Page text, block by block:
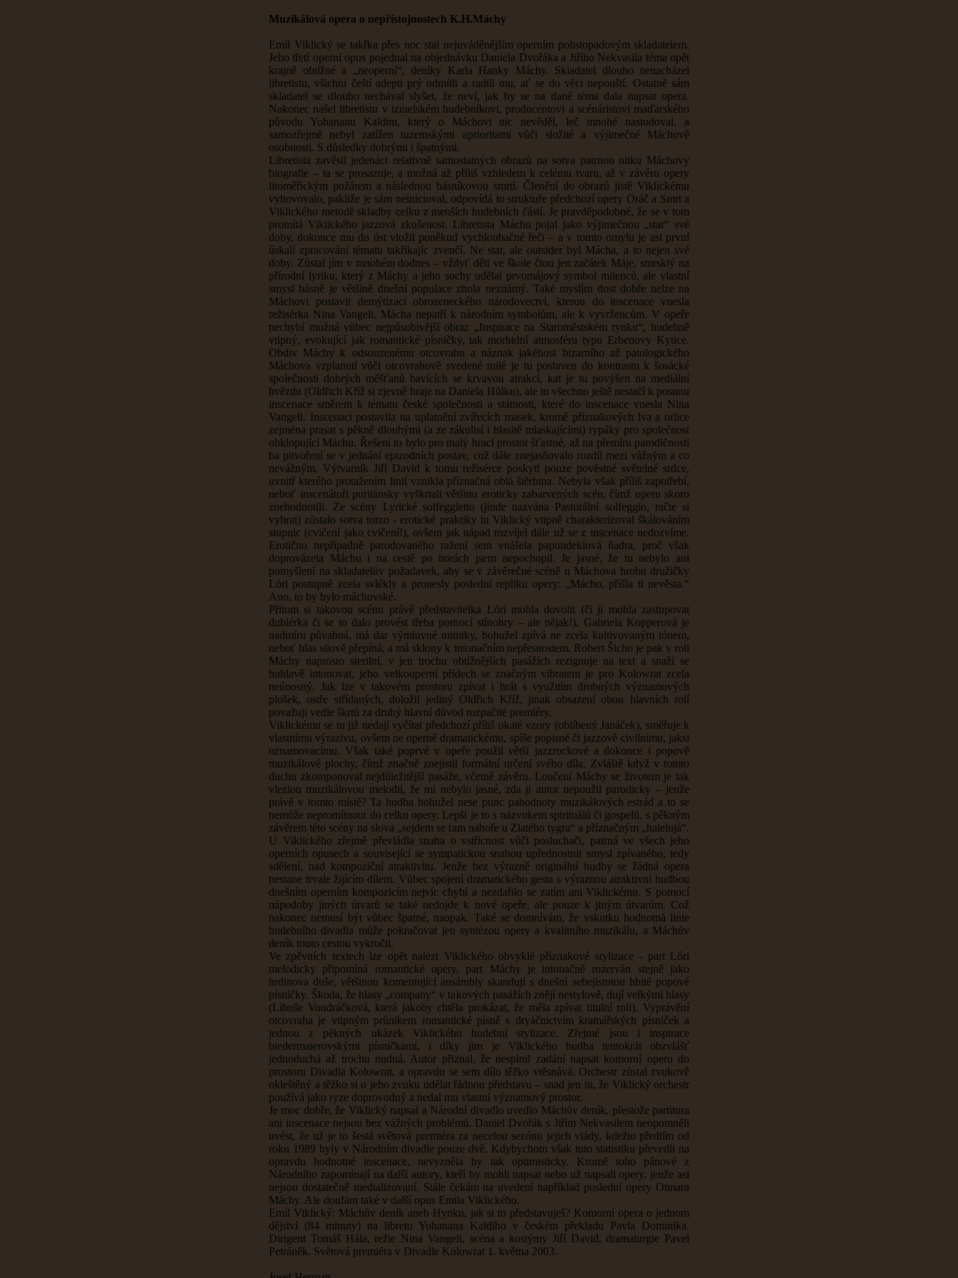
Muzikálová opera o nepřístojnostech K.H.Máchy
Emil Viklický se takřka přes noc stal nejuváděnějším operním polistopadovým skladatelem.
Jeho třetí operní opus pojednal na objednávku Daniela Dvořáka a Jiřího Nekvasila téma opět
krajně obtížné a „neoperní“, deníky Karla Hanky Máchy. Skladatel dlouho nenacházel
libretistu, všichni čeští adepti prý odmítli a radili mu, ať se do věci nepouští. Ostatně sám
skladatel se dlouho nechával slyšet, že neví, jak by se na dané téma dala napsat opera.
Nakonec našel libretistu v izraelském hudebníkovi, producentovi a scénáristovi maďarského
původu Yohananu Kaldim, který o Máchovi nic nevěděl, leč mnohé nastudoval, a
samozřejmě nebyl zatížen tuzemskými aprioritami vůči složité a výjimečné Máchově
osobnosti. S důsledky dobrými i špatnými.
Libretista zavěsil jedenáct relativně samostatných obrazů na sotva patrnou nitku Máchovy
biografie – ta se prosazuje, a možná až příliš vzhledem k celému tvaru, až v závěru opery
litoměřickým požárem a následnou básníkovou smrtí. Členění do obrazů jistě Viklickému
vyhovovalo, pakliže je sám neinicioval, odpovídá to struktuře předchozí opery Oráč a Smrt a
Viklického metodě skladby celku z menších hudebních částí. Je pravděpodobné, že se v tom
promítá Viklického jazzová zkušenost. Libretista Máchu pojal jako výjimečnou „star“ své
doby, dokonce mu do úst vložil poněkud vychloubačné řeči – a v tomto omylu je asi první
úskalí zpracování tématu takříkajíc zvenčí. Ne star, ale outsider byl Mácha, a to nejen své
doby. Zůstal jím v mnohém dodnes – vždyť děti ve škole čtou jen začátek Máje, smrsklý na
přírodní lyriku, který z Máchy a jeho sochy udělal prvomájový symbol milenců, ale vlastní
smysl básně je většině dnešní populace zhola neznámý. Také myslím dost dobře nelze na
Máchovi postavit demýtizaci obrozeneckého národovectví, kterou do inscenace vnesla
režisérka Nina Vangeli, Mácha nepatří k národním symbolům, ale k vyvržencům. V opeře
nechybí možná vůbec nejpůsobivější obraz „Inspirace na Staroměstském rynku“, hudebně
vtipný, evokující jak romantické písničky, tak morbidní atmosféru typu Erbenovy Kytice.
Obdiv Máchy k odsouzenému otcovrahu a náznak jakéhosi bizarního až patologického
Máchova vzplanutí vůči otcovrahově svedené milé je tu postaven do kontrastu k šosácké
společnosti dobrých měšťanů bavících se krvavou atrakcí, kat je tu povýšen na mediální
hvězdu (Oldřich Kříž si zjevně hraje na Daniela Hůlku), ale to všechno ještě nestačí k posunu
inscenace směrem k tématu české společnosti a státnosti, které do inscenace vnesla Nina
Vangeli. Inscenaci postavila na uplatnění zvířecích masek, kromě příznakových lva a orlice
zejména prasat s pěkně dlouhými (a ze zákulisí i hlasitě mlaskajícími) rypáky pro společnost
obklopující Máchu. Řešení to bylo pro malý hrací prostor šťastné, až na přemíru parodičnosti
ba pitvoření se v jednání epizodních postav, což dále znejasňovalo rozdíl mezi vážným a co
nevážným. Výtvarník Jiří David k tomu režisérce poskytl pouze pověstné světelné srdce,
uvnitř kterého protažením linií vznikla příznačná oblá štěrbina. Nebyla však příliš zapotřebí,
neboť inscenátoři puritánsky vyškrtali většinu eroticky zabarvených scén, čímž operu skoro
znehodnotili. Ze scény Lyrické solfeggietto (jinde nazvána Pastorální solfeggio, račte si
vybrat) zůstalo sotva torzo - erotické praktiky tu Viklický vtipně charakterizoval škálováním
stupnic (cvičení jako cvičení!), ovšem jak nápad rozvíjel dále už se z inscenace nedozvíme.
Erotično nepřípadně parodovaného ražení sem vnášela papundeklová ňadra, proč však
doprovázela Máchu i na cestě po horách jsem nepochopil. Je jasné, že tu nebylo ani
pomyšlení na skladatelův požadavek, aby se v závěrečné scéně u Máchova hrobu družičky
Lóri postupně zcela svlékly a pronesly poslední repliku opery: „Mácho, přišla ti nevěsta.“
Ano, to by bylo máchovské.
Přitom si takovou scénu právě představitelka Lóri mohla dovolit (či ji mohla zastupovat
dublérka či se to dalo provést třeba pomocí stínohry – ale nějak!). Gabriela Kopperová je
nadmíru půvabná, má dar výmluvné mimiky, bohužel zpívá ne zcela kultivovaným tónem,
neboť hlas silově přepíná, a má sklony k intonačním nepřesnostem. Robert Šicho je pak v roli
Máchy naprosto sterilní, v jen trochu obtížnějších pasážích rezignuje na text a snaží se
huhlavě intonovat, jeho velkooperní přídech se značným vibratem je pro Kolowrat zcela
neúnosný. Jak lze v takovém prostoru zpívat i hrát s využitím drobných významových
plošek, ostře střídaných, doložil jediný Oldřich Kříž, jinak obsazení obou hlavních rolí
považuji vedle škrtů za druhý hlavní důvod rozpačité premiéry.
Viklickému se tu již nedají vyčítat předchozí příliš okaté vzory (oblíbený Janáček), směřuje k
vlastnímu výrazivu, ovšem ne operně dramatickému, spíše popisné či jazzově civilnímu, jaksi
oznamovacímu. Však také poprvé v opeře použil větší jazzrockové a dokonce i popově
muzikálové plochy, čímž značně znejistil formální určení svého díla. Zvláště když v tomto
duchu zkomponoval nejdůležitější pasáže, včetně závěru. Loučení Máchy se životem je tak
vlezlou muzikálovou melodií, že mi nebylo jasné, zda ji autor nepoužil parodicky – jenže
právě v tomto místě? Ta hudba bohužel nese punc pahodnoty muzikálových estrád a to se
nemůže nepromítnout do celku opery. Lepší je to s názvukem spirituálů či gospelů, s pěkným
závěrem této scény na slova „sejdem se tam nahoře u Zlatého tygra“ a příznačným „halelujá“.
U Viklického zřejmě převládla snaha o vstřícnost vůči posluchači, patrná ve všech jeho
operních opusech a související se sympatickou snahou upřednostnit smysl zpívaného, tedy
sdělení, nad kompoziční atraktivitu. Jenže bez výrazně originální hudby se žádná opera
nestane trvale žijícím dílem. Vůbec spojení dramatického gesta s výraznou atraktivní hudbou
dnešním operním kompozicím nejvíc chybí a nezdařilo se zatím ani Viklickému. S pomocí
nápodoby jiných útvarů se také nedojde k nové opeře, ale pouze k jiným útvarům. Což
nakonec nemusí být vůbec špatné, naopak. Také se domnívám, že vskutku hodnotná linie
hudebního divadla může pokračovat jen syntézou opery a kvalitního muzikálu, a Máchův
deník touto cestou vykročil.
Ve zpěvních textech lze opět nalézt Viklického obvyklé příznakové stylizace - part Lóri
melodicky připomíná romantické opery, part Máchy je intonačně rozerván stejně jako
hrdinova duše, většinou komentující ansámbly skandují s dnešní sebejistotou hbité popové
písničky. Škoda, že hlasy „company“ v takových pasážích znějí nestylově, dují velkými hlasy
(Libuše Vondráčková, která jakoby chtěla prokázat, že měla zpívat titulní roli). Vyprávění
otcovraha je vtipným průnikem romantické písně s dryáčnictvím kramářských písniček a
jednou z pěkných ukázek Viklického hudební stylizace. Zřejmé jsou i inspirace
biedermaierovskými písničkami, i díky jim je Viklického hudba tentokrát obzvlášť
jednoduchá až trochu nudná. Autor přiznal, že nesplnil zadání napsat komorní operu do
prostoru Divadla Kolowrat, a opravdu se sem dílo těžko vtěsnává. Orchestr zůstal zvukově
okleštěný a těžko si o jeho zvuku udělat řádnou představu – snad jen tu, že Viklický orchestr
používá jako ryze doprovodný a nedal mu vlastní významový prostor.
Je moc dobře, že Viklický napsal a Národní divadlo uvedlo Máchův deník, přestože partitura
ani inscenace nejsou bez vážných problémů. Daniel Dvořák s Jiřím Nekvasilem neopomněli
uvést, že už je to šestá světová premiéra za necelou sezónu jejich vlády, kdežto předtím od
roku 1989 byly v Národním divadle pouze dvě. Kdybychom však tuto statistiku převedli na
opravdu hodnotné inscenace, nevyzněla by tak optimisticky. Kromě toho pánové z
Národního zapomínají na další autory, kteří by mohli napsat nebo už napsali opery, jenže asi
nejsou dostatečně medializovaní. Stále čekám na uvedení například poslední opery Otmara
Máchy. Ale doufám také v další opus Emila Viklického.
Emil Viklický: Máchův deník aneb Hynku, jak si to představuješ? Komorní opera o jednom
dějství (84 minuty) na libreto Yohanana Kaldiho v českém překladu Pavla Dominika.
Dirigent Tomáš Hála, režie Nina Vangeli, scéna a kostýmy Jiří David, dramaturgie Pavel
Petráněk. Světová premiéra v Divadle Kolowrat 1. května 2003.